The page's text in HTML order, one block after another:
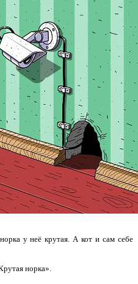
у неё крутая. А кот и сам себе
норка».